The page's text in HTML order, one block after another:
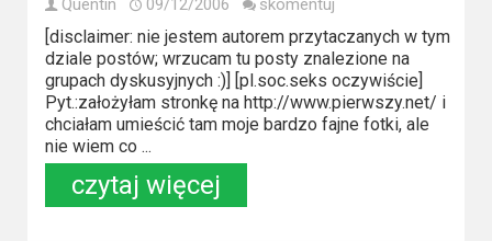
Quentin 09/12/2006 skomentuj
[disclaimer: nie jestem autorem przytaczanych w tym
dziale postów; wrzucam tu posty znalezione na
grupach dyskusyjnych :)] [pl.soc.seks oczywiście]
Pyt.:założyłam stronkę na http://www.pierwszy.net/ i
chciałam umieścić tam moje bardzo fajne fotki, ale
nie wiem co ...
czytaj więcej